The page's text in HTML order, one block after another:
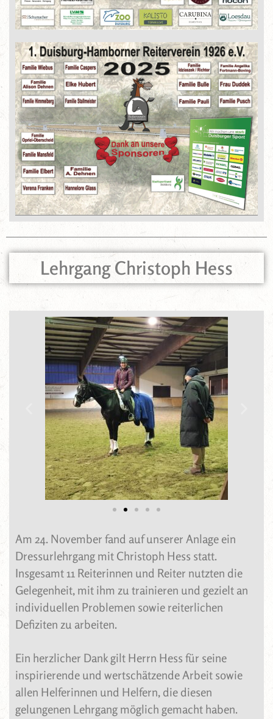
Lehrgang Christoph Hess
Am 24. November fand auf unserer Anlage ein
Dressurlehrgang mit Christoph Hess statt.
Insgesamt 11 Reiterinnen und Reiter nutzten die
Gelegenheit, mit ihm zu trainieren und gezielt an
individuellen Problemen sowie reiterlichen
Defiziten zu arbeiten.
Ein herzlicher Dank gilt Herrn Hess für seine
inspirierende und wertschätzende Arbeit sowie
allen Helferinnen und Helfern, die diesen
gelungenen Lehrgang möglich gemacht haben.